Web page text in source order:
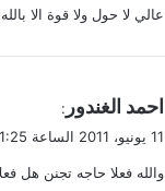
عالي لا حول ولا قوة الا
ي
ل
احمد الغندور :
11 يونيو، 2011 الساعة 11:25 ص
والله فعلا حاجه تجنن هل